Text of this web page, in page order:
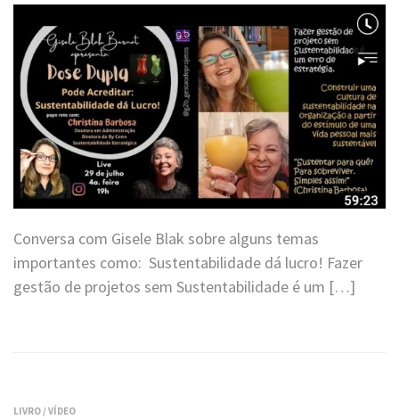
Conversa com Gisele Blak sobre alguns temas
importantes como: Sustentabilidade dá lucro! Fazer
gestão de projetos sem Sustentabilidade é um […]
LIVRO/VÍDEO